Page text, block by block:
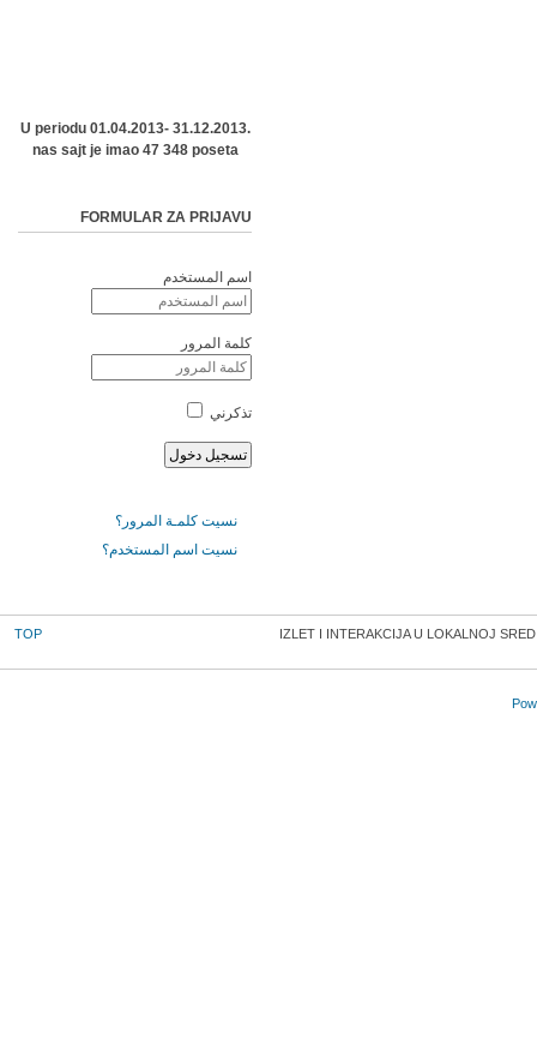
U periodu 01.04.2013- 31.12.2013.
nas sajt je imao 47 348 poseta
FORMULAR ZA PRIJAVU
اسم المستخدم
كلمة المرور
تذكرني
نسيت كلمـة المرور؟
نسيت اسم المستخدم؟
IZLET I INTERAKCIJA U LOKALNOJ
TOP